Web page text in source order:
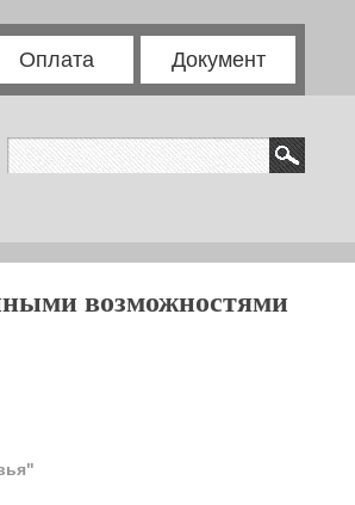
Оплата Документ
возможностями